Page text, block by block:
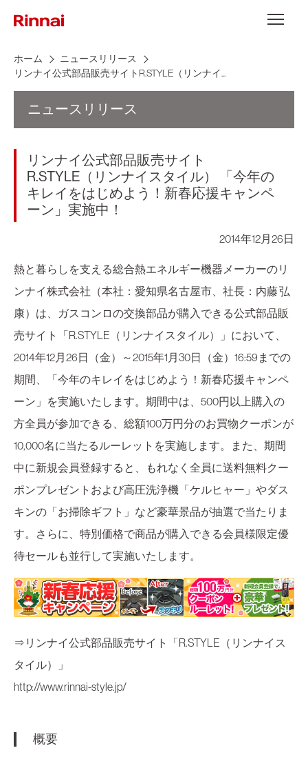
メニュー
ホーム
ニュースリリース
リンナイ公式部品販売サイトR.STYLE（リンナイ...
ニュースリリース
リンナイ公式部品販売サイト
R.STYLE（リンナイスタイル） 「今年の
キレイをはじめよう！新春応援キャンペ
ーン」実施中！
2014年12月26日
熱と暮らしを支える総合熱エネルギー機器メーカーのリ
ンナイ株式会社（本社：愛知県名古屋市、社長：内藤 弘
康）は、ガスコンロの交換部品が購入できる公式部品販
売サイト「R.STYLE（リンナイスタイル）」において、
2014年12月26日（金）～2015年1月30日（金）16:59までの
期間、「今年のキレイをはじめよう！新春応援キャンペ
ーン」を実施いたします。期間中は、500円以上購入の
方全員が参加できる、総額100万円分のお買物クーポンが
10,000名に当たるルーレットを実施します。また、期間
中に新規会員登録すると、もれなく全員に送料無料クー
ポンプレゼントおよび高圧洗浄機「ケルヒャー」やダス
キンの「お掃除ギフト」など豪華景品が抽選で当たりま
す。さらに、特別価格で商品が購入できる会員様限定優
待セールも並行して実施いたします。
⇒リンナイ公式部品販売サイト「R.STYLE（リンナイス
タイル）」
http://www.rinnai-style.jp/
概要